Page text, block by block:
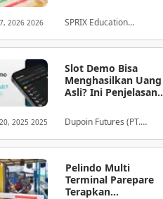
2026 2026
Perilaku
Tersembunyi Saat
Ujian Melalui Data
Digital
SPRIX Education
2025 2025
Slot Demo Bisa
Menghasilkan Uang
Asli? Ini Penjelasan
Dupoin Futures (PT.
Pelindo Multi
Terminal Parepare
Terapkan